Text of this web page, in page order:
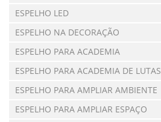
ESPELHO LED
ESPELHO NA DECORAÇÃO
ESPELHO PARA ACADEMIA
ESPELHO PARA ACADEMIA DE LUTAS
ESPELHO PARA AMPLIAR AMBIENTE
ESPELHO PARA AMPLIAR ESPAÇO